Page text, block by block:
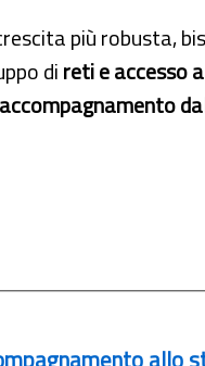
più robusta,
direti e accesso
accompagnamento